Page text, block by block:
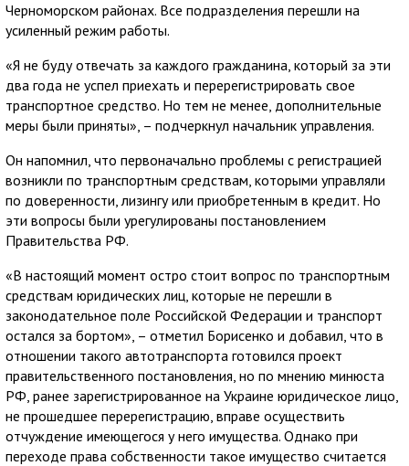
Черноморском районах. Все подразделения перешли на
усиленный режим работы.
«Я не буду отвечать за каждого гражданина, который за эти
два года не успел приехать и перерегистрировать свое
транспортное средство. Но тем не менее, дополнительные
меры были приняты», – подчеркнул начальник управления.
Он напомнил, что первоначально проблемы с регистрацией
возникли по транспортным средствам, которыми управляли
по доверенности, лизингу или приобретенным в кредит. Но
эти вопросы были урегулированы постановлением
Правительства РФ.
«В настоящий момент остро стоит вопрос по транспортным
средствам юридических лиц, которые не перешли в
законодательное поле Российской Федерации и транспорт
остался за бортом», – отметил Борисенко и добавил, что в
отношении такого автотранспорта готовился проект
правительственного постановления, но по мнению минюста
РФ, ранее зарегистрированное на Украине юридическое лицо,
не прошедшее перерегистрацию, вправе осуществить
отчуждение имеющегося у него имущества. Однако при
переходе права собственности такое имущество считается